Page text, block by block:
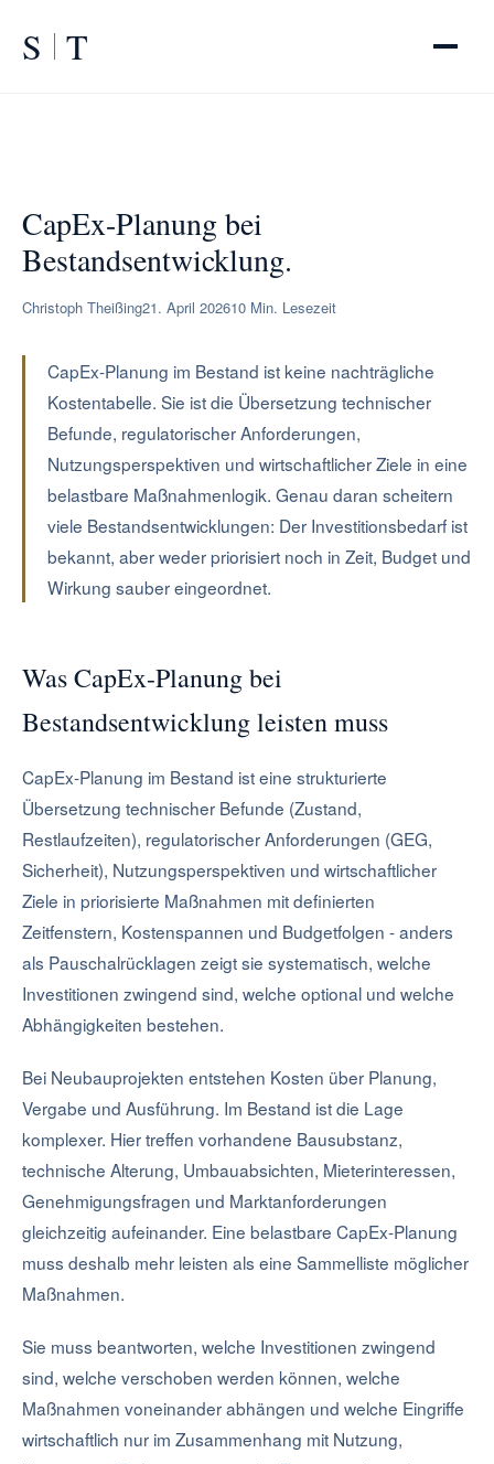
S T
CapEx-Planung bei
Bestandsentwicklung.
Christoph Theißing21. April 202610 Min. Lesezeit
CapEx-Planung im Bestand ist keine nachträgliche
Kostentabelle. Sie ist die Übersetzung technischer
Befunde, regulatorischer Anforderungen,
Nutzungsperspektiven und wirtschaftlicher Ziele in eine
belastbare Maßnahmenlogik. Genau daran scheitern
viele Bestandsentwicklungen: Der Investitionsbedarf ist
bekannt, aber weder priorisiert noch in Zeit, Budget und
Wirkung sauber eingeordnet.
Was CapEx-Planung bei
Bestandsentwicklung leisten muss
CapEx-Planung im Bestand ist eine strukturierte
Übersetzung technischer Befunde (Zustand,
Restlaufzeiten), regulatorischer Anforderungen (GEG,
Sicherheit), Nutzungsperspektiven und wirtschaftlicher
Ziele in priorisierte Maßnahmen mit definierten
Zeitfenstern, Kostenspannen und Budgetfolgen - anders
als Pauschalrücklagen zeigt sie systematisch, welche
Investitionen zwingend sind, welche optional und welche
Abhängigkeiten bestehen.
Bei Neubauprojekten entstehen Kosten über Planung,
Vergabe und Ausführung. Im Bestand ist die Lage
komplexer. Hier treffen vorhandene Bausubstanz,
technische Alterung, Umbauabsichten, Mieterinteressen,
Genehmigungsfragen und Marktanforderungen
gleichzeitig aufeinander. Eine belastbare CapEx-Planung
muss deshalb mehr leisten als eine Sammelliste möglicher
Maßnahmen.
Sie muss beantworten, welche Investitionen zwingend
sind, welche verschoben werden können, welche
Maßnahmen voneinander abhängen und welche Eingriffe
wirtschaftlich nur im Zusammenhang mit Nutzung,